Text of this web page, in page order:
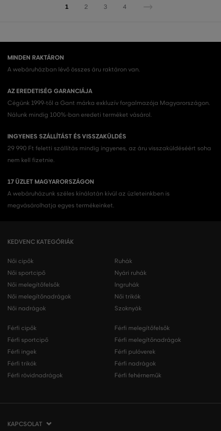
1 2 3 4
MINDEN RAKTÁRON
A webáruházban lévő összes áru raktáron van.
AZ EREDETISÉG GARANCIÁJA
Cégünk 1999-től a Gant márka exkluzív forgalmazója Magyarországon.
Nálunk mindig 100%-ban eredeti terméket vásárol.
INGYENES SZÁLLÍTÁST ÉS VISSZAKÜLDÉS
29 990 Ft feletti szállítás mindig ingyenes, az áru visszaküldéséért soha
nem kell fizetnie.
17 ÜZLET MAGYARORSZÁGON
A webáruházunk széles kínálatán kívül az üzleteinkben is
megvásárolhatja egyes termékeinket.
KEDVENC KATEGÓRIÁK
Női cipők
Női sportcipő
Női melegítőfelsők
Női melegítőnadrágok
Női nadrágok
Ruhák
Nyári ruhák
Ingruhák
Női trikók
Szoknyák
Férfi cipők
Férfi sportcipő
Férfi ingek
Férfi trikók
Férfi rövidnadrágok
Férfi melegítőfelsők
Férfi melegítőnadrágok
Férfi pulóverek
Férfi nadrágok
Férfi fehérneműk
KAPCSOLAT